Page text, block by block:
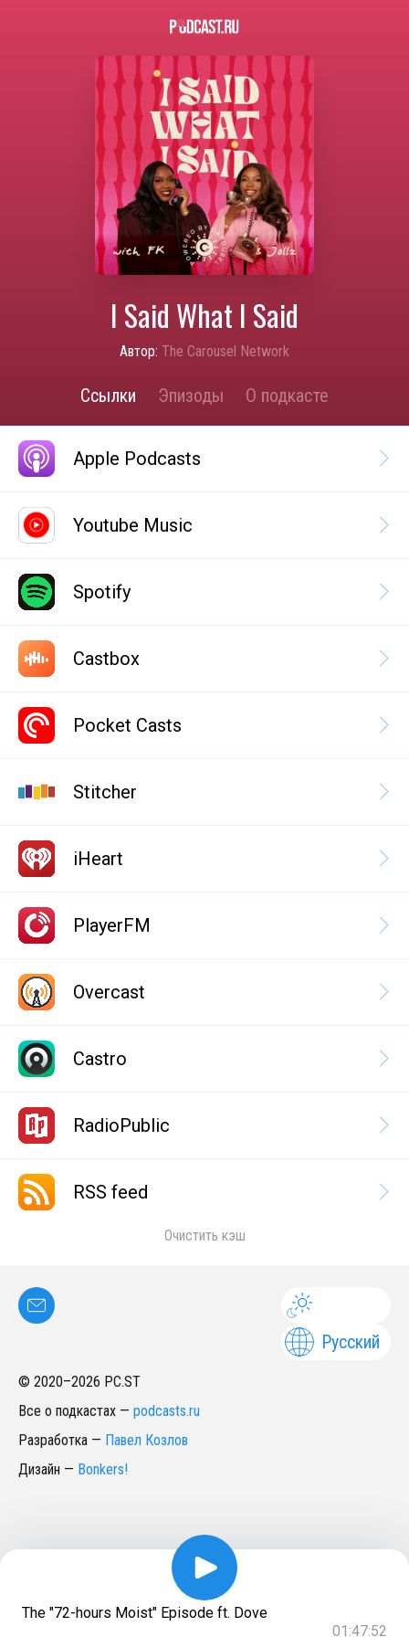
I Said What I Said
Автор: The Carousel Network
Ссылки Эпизоды О подкасте
Apple Podcasts
Youtube Music
Spotify
Castbox
Pocket Casts
Stitcher
iHeart
PlayerFM
Overcast
Castro
RadioPublic
RSS feed
Очистить кэш
Русский
© 2020–2026 PC.ST
Все о подкастах — podcasts.ru
Разработка — Павел Козлов
Дизайн — Bonkers!
The "72-hours Moist" Episode ft. Dove
01:47:52